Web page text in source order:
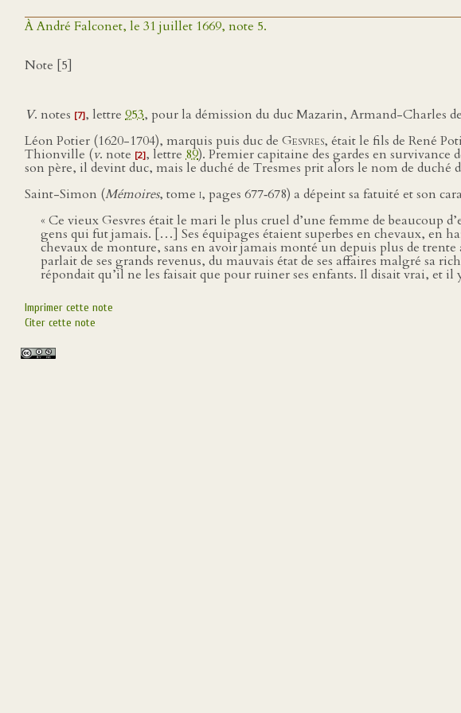
À André Falconet, le 31 juillet 1669, note 5.
Note [5]
V. notes [7], lettre 953, pour la démission du duc Mazarin, Armand-Charles
Léon Potier (1620-1704), marquis puis duc de Gesvres, était le fils de René
Thionville (v. note [2], lettre 89). Premier capitaine des gardes en
son père, il devint duc, mais le duché de Tresmes prit alors le nom de duché
Saint-Simon (Mémoires, tome i, pages 677‑678) a dépeint sa fatuité et son
« Ce vieux Gesvres était le mari le plus cruel d’une femme de beaucoup
gens qui fut jamais. […] Ses équipages étaient superbes en chevaux, en
chevaux de monture, sans en avoir jamais monté un depuis plus de
parlait de ses grands revenus, du mauvais état de ses affaires malgré sa
répondait qu’il ne les faisait que pour ruiner ses enfants. Il disait vrai, et il
Imprimer cette note
Citer cette note